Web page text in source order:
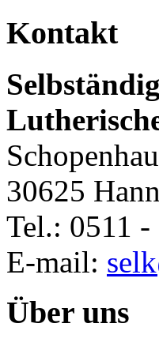
Kontakt
30625
Tel.: 0511 -
E-mail:
Über uns